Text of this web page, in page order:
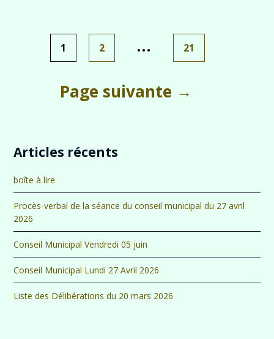
Pagination
des
publications
1 2 … 21
Page suivante →
Articles récents
boîte à lire
Procès-verbal de la séance du conseil municipal du 27 avril
2026
Conseil Municipal Vendredi 05 juin
Conseil Municipal Lundi 27 Avril 2026
Liste des Délibérations du 20 mars 2026